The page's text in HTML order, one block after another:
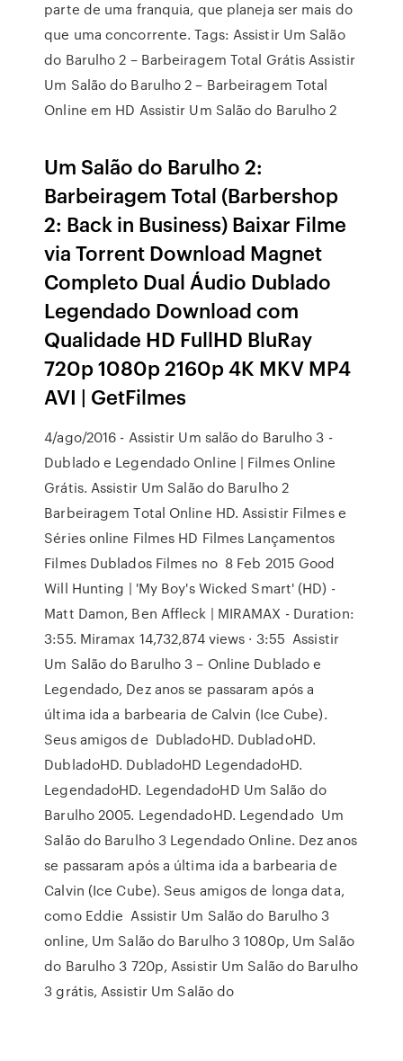
parte de uma franquia, que planeja ser mais do
que uma concorrente. Tags: Assistir Um Salão
do Barulho 2 – Barbeiragem Total Grátis Assistir
Um Salão do Barulho 2 – Barbeiragem Total
Online em HD Assistir Um Salão do Barulho 2
Um Salão do Barulho 2:
Barbeiragem Total (Barbershop
2: Back in Business) Baixar Filme
via Torrent Download Magnet
Completo Dual Áudio Dublado
Legendado Download com
Qualidade HD FullHD BluRay
720p 1080p 2160p 4K MKV MP4
AVI | GetFilmes
4/ago/2016 - Assistir Um salão do Barulho 3 -
Dublado e Legendado Online | Filmes Online
Grátis. Assistir Um Salão do Barulho 2
Barbeiragem Total Online HD. Assistir Filmes e
Séries online Filmes HD Filmes Lançamentos
Filmes Dublados Filmes no 8 Feb 2015 Good
Will Hunting | 'My Boy's Wicked Smart' (HD) -
Matt Damon, Ben Affleck | MIRAMAX - Duration:
3:55. Miramax 14,732,874 views · 3:55 Assistir
Um Salão do Barulho 3 – Online Dublado e
Legendado, Dez anos se passaram após a
última ida a barbearia de Calvin (Ice Cube).
Seus amigos de DubladoHD. DubladoHD.
DubladoHD. DubladoHD LegendadoHD.
LegendadoHD. LegendadoHD Um Salão do
Barulho 2005. LegendadoHD. Legendado Um
Salão do Barulho 3 Legendado Online. Dez anos
se passaram após a última ida a barbearia de
Calvin (Ice Cube). Seus amigos de longa data,
como Eddie Assistir Um Salão do Barulho 3
online, Um Salão do Barulho 3 1080p, Um Salão
do Barulho 3 720p, Assistir Um Salão do Barulho
3 grátis, Assistir Um Salão do